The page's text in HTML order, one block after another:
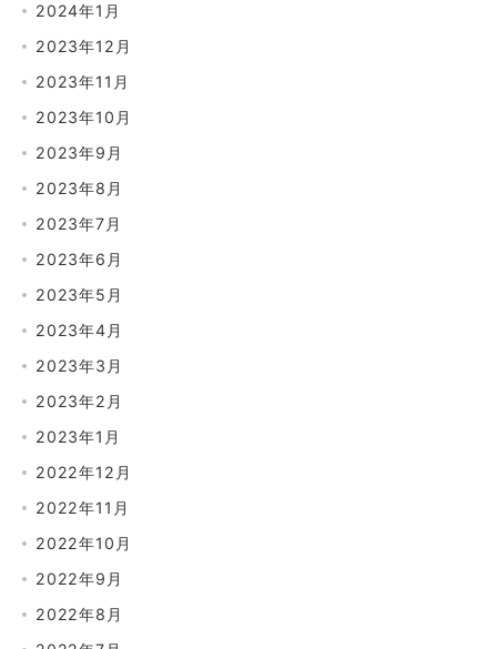
2024年1月
2023年12月
2023年11月
2023年10月
2023年9月
2023年8月
2023年7月
2023年6月
2023年5月
2023年4月
2023年3月
2023年2月
2023年1月
2022年12月
2022年11月
2022年10月
2022年9月
2022年8月